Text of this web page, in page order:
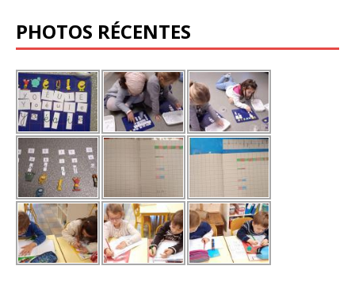
PHOTOS RÉCENTES